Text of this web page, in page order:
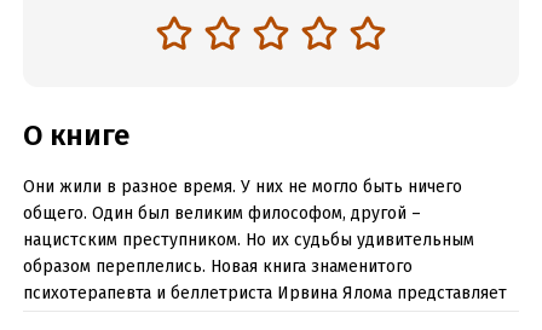
О книге
Они жили в разное время. У них не могло быть ничего
общего. Один был великим философом, другой –
нацистским преступником. Но их судьбы удивительным
образом переплелись. Новая книга знаменитого
психотерапевта и беллетриста Ирвина Ялома представляет